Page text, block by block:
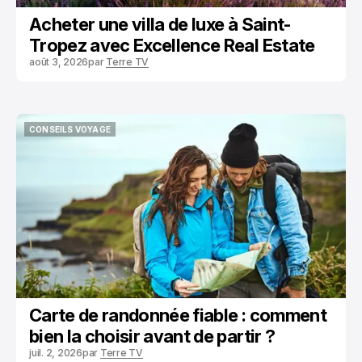
Acheter une villa de luxe à Saint-
Tropez avec Excellence Real Estate
août 3, 2026par Terre TV
CONSEILS VOYAGE
Carte de randonnée fiable : comment
bien la choisir avant de partir ?
juil. 2, 2026par Terre TV